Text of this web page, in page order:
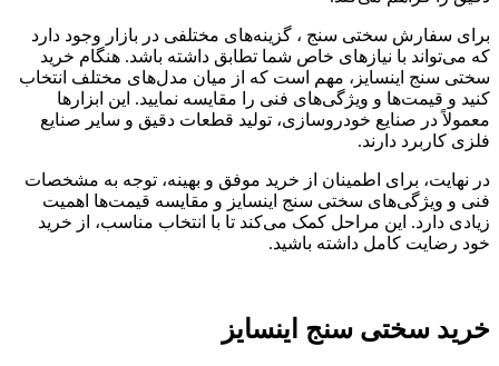
برای سفارش سختی ‌سنج ، گزینه‌های مختلفی در بازار وجود دارد
که می‌تواند با نیازهای خاص شما تطابق داشته باشد. هنگام خرید
سختی ‌سنج اینسایز، مهم است که از میان مدل‌های مختلف انتخاب
کنید و قیمت‌ها و ویژگی‌های فنی را مقایسه نمایید. این ابزارها
معمولاً در صنایع خودروسازی، تولید قطعات دقیق و سایر صنایع
فلزی کاربرد دارند.
در نهایت، برای اطمینان از خرید موفق و بهینه، توجه به مشخصات
فنی و ویژگی‌های سختی‌ سنج اینسایز و مقایسه قیمت‌ها اهمیت
زیادی دارد. این مراحل کمک می‌کند تا با انتخاب مناسب، از خرید
خود رضایت کامل داشته باشید.
خرید سختی سنج اینسایز